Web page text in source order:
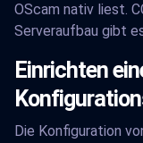
OScam nativ liest.
Serveraufbau gibt
Einrichten
Die Konfiguration